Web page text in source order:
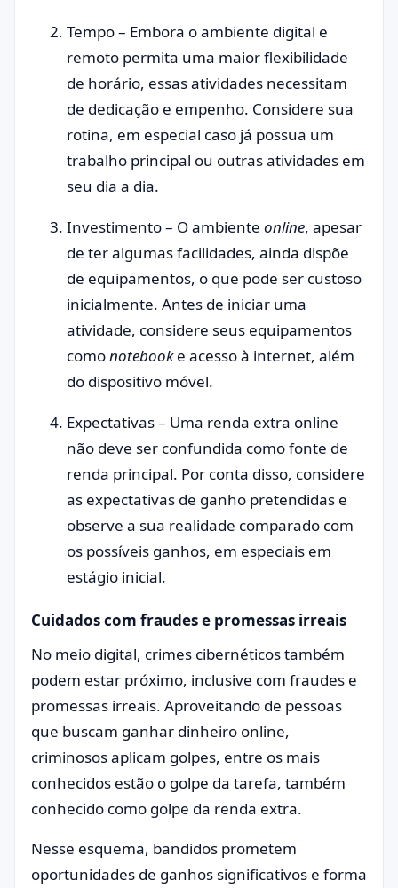
Tempo – Embora o ambiente digital e
remoto permita uma maior flexibilidade
de horário, essas atividades necessitam
de dedicação e empenho. Considere sua
rotina, em especial caso já possua um
trabalho principal ou outras atividades em
seu dia a dia.
Investimento – O ambiente online, apesar
de ter algumas facilidades, ainda dispõe
de equipamentos, o que pode ser custoso
inicialmente. Antes de iniciar uma
atividade, considere seus equipamentos
comonotebooke acesso à internet, além
do dispositivo móvel.
Expectativas – Uma renda extra online
não deve ser confundida como fonte de
renda principal. Por conta disso, considere
as expectativas de ganho pretendidas e
observe a sua realidade comparado com
os possíveis ganhos, em especiais em
estágio inicial.
Cuidados com fraudes e promessas irreais
No meio digital, crimes cibernéticos também
podem estar próximo, inclusive com fraudes e
promessas irreais. Aproveitando de pessoas
que buscam ganhar dinheiro online,
criminosos aplicam golpes, entre os mais
conhecidos estão o golpe da tarefa, também
conhecido como golpe da renda extra.
Nesse esquema, bandidos prometem
oportunidades de ganhos significativos e forma